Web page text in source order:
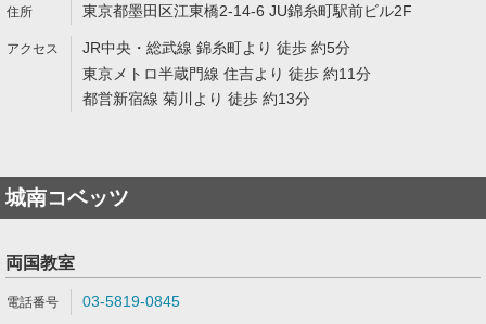
東京都墨田区江東橋2-14-6 JU錦糸町駅前ビル2F
JR中央・総武線 錦糸町より 徒歩 約5分
東京メトロ半蔵門線 住吉より 徒歩 約11分
都営新宿線 菊川より 徒歩 約13分
城南コベッツ
両国教室
03-5819-0845